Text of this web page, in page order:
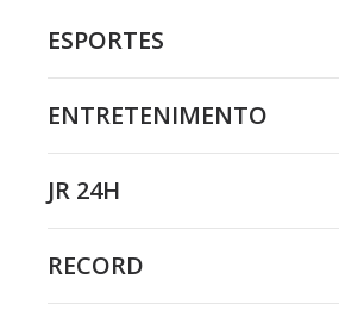
ESPORTES
ENTRETENIMENTO
JR 24H
RECORD